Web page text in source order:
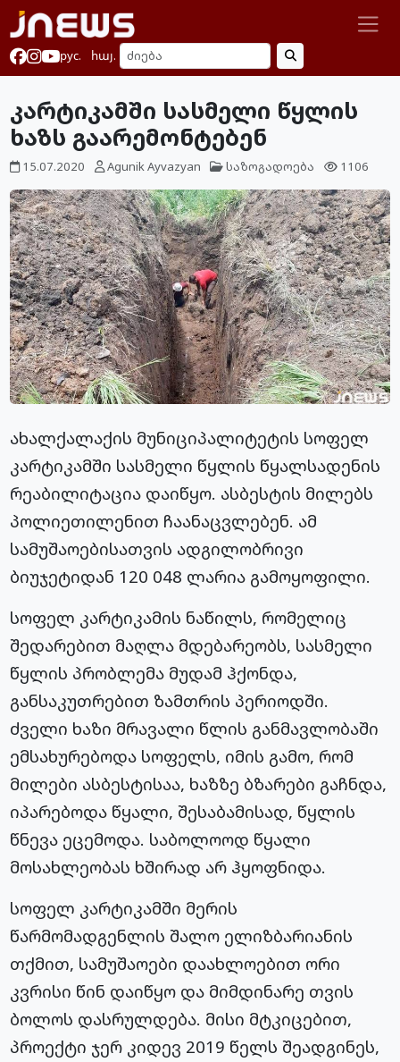
рус. հայ.
კარტიკამში სასმელი წყლის
ხაზს გაარემონტებენ
15.07.2020 Agunik Ayvazyan საზოგადოება 1106
ახალქალაქის მუნიციპალიტეტის სოფელ
კარტიკამში სასმელი წყლის წყალსადენის
რეაბილიტაცია დაიწყო. ასბესტის მილებს
პოლიეთილენით ჩაანაცვლებენ. ამ
სამუშაოებისათვის ადგილობრივი
ბიუჯეტიდან 120 048 ლარია გამოყოფილი.
სოფელ კარტიკამის ნაწილს, რომელიც
შედარებით მაღლა მდებარეობს, სასმელი
წყლის პრობლემა მუდამ ჰქონდა,
განსაკუთრებით ზამთრის პერიოდში.
ძველი ხაზი მრავალი წლის განმავლობაში
ემსახურებოდა სოფელს, იმის გამო, რომ
მილები ასბესტისაა, ხაზზე ბზარები გაჩნდა,
იპარებოდა წყალი, შესაბამისად, წყლის
წნევა ეცემოდა. საბოლოოდ წყალი
მოსახლეობას ხშირად არ ჰყოფნიდა.
სოფელ კარტიკამში მერის
წარმომადგენლის შალო ელიზბარიანის
თქმით, სამუშაოები დაახლოებით ორი
კვრისი წინ დაიწყო და მიმდინარე თვის
ბოლოს დასრულდება. მისი მტკიცებით,
პროექტი ჯერ კიდევ 2019 წელს შეადგინეს,